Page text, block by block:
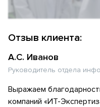
Отзыв клиента:
А.С. Иванов
Руководитель отдела
Выражаем
компаний «ИТ-